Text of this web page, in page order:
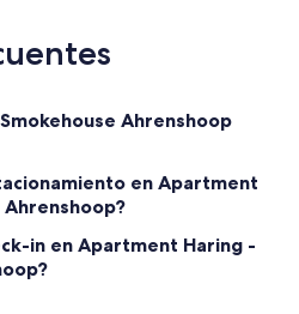
Ahrenshoop
en Apartment
in en Apartment Haring -